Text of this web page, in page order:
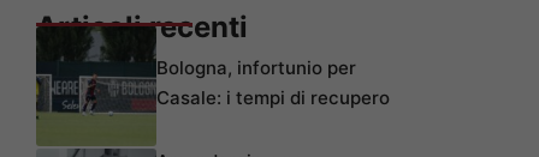
Articoli recenti
Bologna, infortunio per
Casale: i tempi di recupero